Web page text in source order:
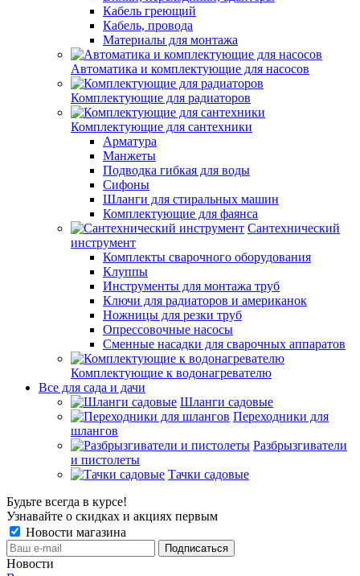
Кабель греющий
Кабель, провода
Материалы для монтажа
Автоматика и комплектующие для насосов
Комплектующие для радиаторов
Комплектующие для сантехники
Арматура
Манжеты
Подводка гибкая для воды
Сифоны
Шланги для стиральных машин
Комплектующие для фаянса
Сантехнический
инструмент
Комплекты сварочного оборудования
Клуппы
Инструменты для монтажа труб
Ключи для радиаторов и американок
Ножницы для резки труб
Опрессовочные насосы
Сменные насадки для сварочных аппаратов
Комплектующие к водонагревателю
Все для сада и дачи
Шланги садовые
Переходники для
шлангов
Разбрызгиватели
и пистолеты
Тачки садовые
Будьте всегда в курсе!
Узнавайте о скидках и акциях первым
Новости магазина
Новости